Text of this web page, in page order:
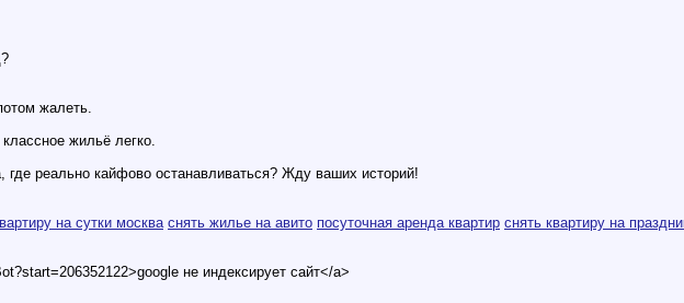
жалеть.
жильё легко.
где реально кайфово останавливаться? Жду ваших историй!
на сутки москва снять жилье на авито посуточная аренда квартир снять квартиру на
не индексирует сайт</a>